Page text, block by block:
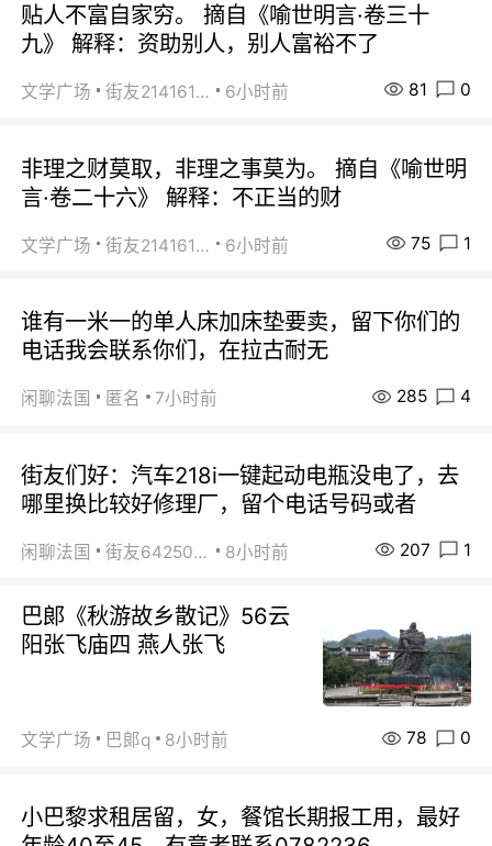
贴人不富自家穷。 摘自《喻世明言·卷三十
九》 解释：资助别人，别人富裕不了
文学广场 街友21416156 6小时前 81 0
非理之财莫取，非理之事莫为。 摘自《喻世明
言·卷二十六》 解释：不正当的财
文学广场 街友21416156 6小时前 75 1
谁有一米一的单人床加床垫要卖，留下你们的
电话我会联系你们，在拉古耐无
闲聊法国 匿名 7小时前 285 4
街友们好：汽车218i一键起动电瓶没电了，去
哪里换比较好修理厂，留个电话号码或者
闲聊法国 街友64250024 8小时前 207 1
巴郞《秋游故乡散记》56云
阳张飞庙四 燕人张飞
文学广场 巴郞q 8小时前 78 0
小巴黎求租居留，女，餐馆长期报工用，最好